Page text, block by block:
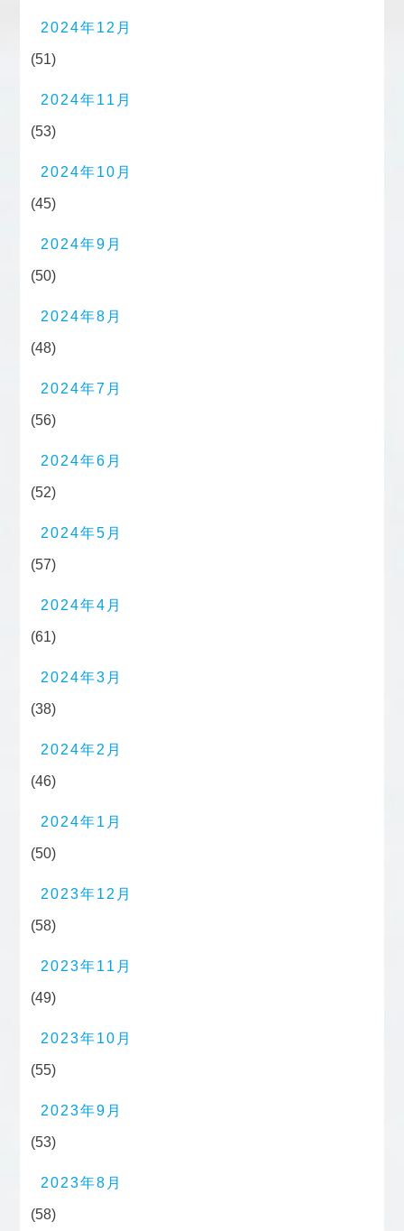
2024年12月
(51)
2024年11月
(53)
2024年10月
(45)
2024年9月
(50)
2024年8月
(48)
2024年7月
(56)
2024年6月
(52)
2024年5月
(57)
2024年4月
(61)
2024年3月
(38)
2024年2月
(46)
2024年1月
(50)
2023年12月
(58)
2023年11月
(49)
2023年10月
(55)
2023年9月
(53)
2023年8月
(58)